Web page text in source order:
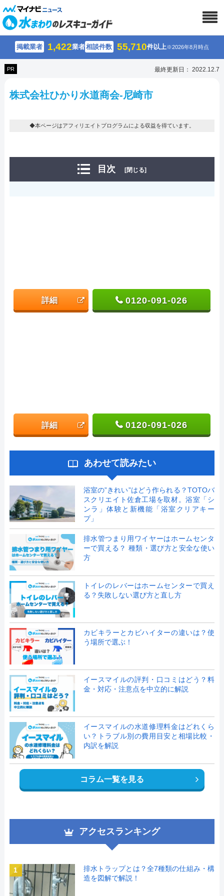
掲載業者 1,422業者相談件数 55,710件以上※2026年8月時点
PR 最終更新日： 2022.12.7
株式会社ひかり水道商会-尼崎市
◆本ページはアフィリエイトプログラムによる収益を得ています。
目次 [閉じる]
詳細 0120-091-026
詳細 0120-091-026
あわせて読みたい
浴室の”きれい”はどう作られる？TOTOバ
スクリエイト佐倉工場を取材。浴室「シ
ンラ」体験と新機能「浴室クリアキー
プ」
排水管つまり用ワイヤーはホームセンタ
ーで買える？ 種類・選び方と安全な使い
方
トイレのレバーはホームセンターで買え
る？失敗しない選び方と直し方
カビキラーとカビハイターの違いは？使
う場所で選ぶ！
イースマイルの評判・口コミはどう？料
金・対応・注意点を中立的に解説
イースマイルの水道修理料金はどれくら
い？トラブル別の費用目安と相場比較・
内訳を解説
コラム一覧を見る
アクセスランキング
1
排水トラップとは？全7種類の仕組み・構
造を図解で解説！